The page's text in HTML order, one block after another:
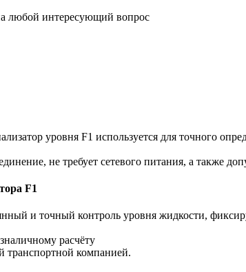
любой интересующий вопрос
уровня F1 используется для точного
не требует сетевого питания, а также
F1
и точный контроль уровня жидкости,
расчёту
компанией.